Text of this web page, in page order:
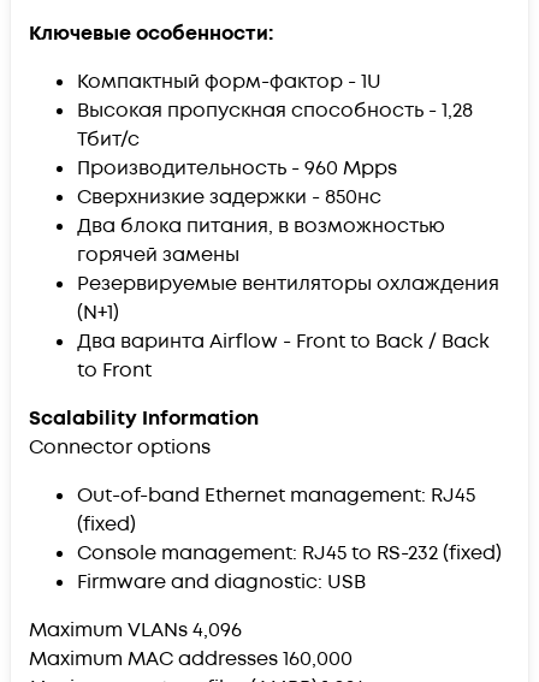
Ключевые особенности:
Компактный форм-фактор - 1U
Высокая пропускная способность - 1,28
Тбит/с
Производительность - 960 Mpps
Сверхнизкие задержки - 850нс
Два блока питания, в возможностью
горячей замены
Резервируемые вентиляторы охлаждения
(N+1)
Два варинта Airflow - Front to Back / Back
to Front
Scalability Information
Connector options
Out-of-band Ethernet management: RJ45
(fixed)
Console management: RJ45 to RS-232 (fixed)
Firmware and diagnostic: USB
Maximum VLANs 4,096
Maximum MAC addresses 160,000